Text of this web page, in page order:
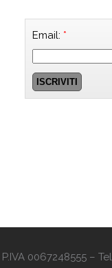
Email: *
0067248555 –